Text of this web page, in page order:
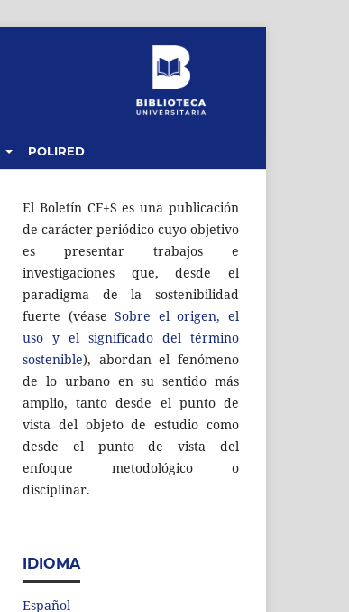
POLIRED
El Boletín CF+S es una publicación
de carácter periódico cuyo objetivo
es presentar trabajos e
investigaciones que, desde el
paradigma de la sostenibilidad
fuerte (véaseSobre el origen, el
uso y el significado del término
sostenible), abordan el fenómeno
de lo urbano en su sentido más
amplio, tanto desde el punto de
vista del objeto de estudio como
desde el punto de vista del
enfoque metodológico o
disciplinar.
IDIOMA
Español